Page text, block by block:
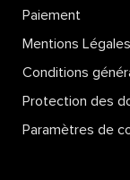
Paiement
Mentions Légales
Conditions
Protection des
Paramètres de